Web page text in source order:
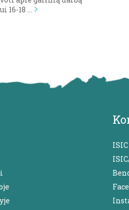
16-18 …